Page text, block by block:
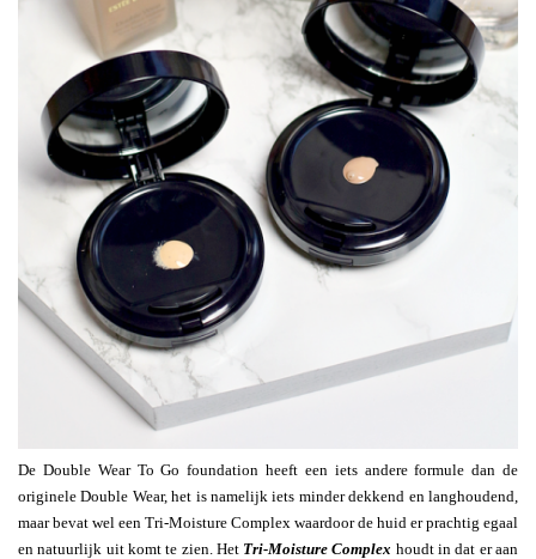
De Double Wear To Go foundation heeft een iets andere formule dan de
originele Double Wear, het is namelijk iets minder dekkend en langhoudend,
maar bevat wel een Tri-Moisture Complex waardoor de huid er prachtig egaal
en natuurlijk uit komt te zien. Het Tri-Moisture Complex houdt in dat er aan